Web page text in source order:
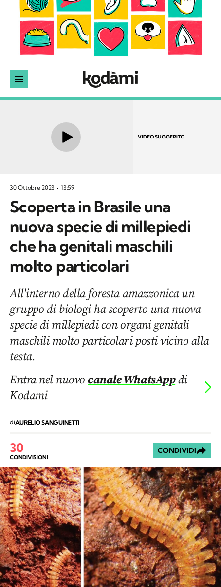
VIDEO SUGGERITO
30 Ottobre 2023 13:59
Scoperta in Brasile una
nuova specie di millepiedi
che ha genitali maschili
molto particolari
All'interno della foresta amazzonica un
gruppo di biologi ha scoperto una nuova
specie di millepiedi con organi genitali
maschili molto particolari posti vicino alla
testa.
Entra nel nuovocanale WhatsAppdi
Kodami
diAURELIO SANGUINETTI
30
CONDIVISIONI
CONDIVIDI